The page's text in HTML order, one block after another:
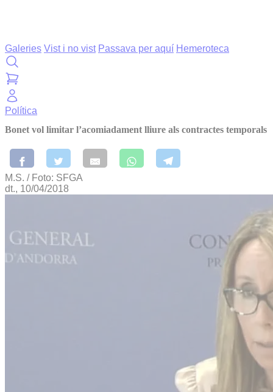
Galeries Vist i no vist Passava per aquí Hemeroteca
Política
Bonet vol limitar l’acomiadament lliure als contractes temporals
M.S. / Foto: SFGA
dt., 10/04/2018